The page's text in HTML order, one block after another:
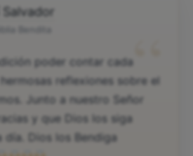
“
poder contar cada
reflexiones sobre el
Junto a nuestro Señor
y que Dios los siga
día. Dios los Bendiga